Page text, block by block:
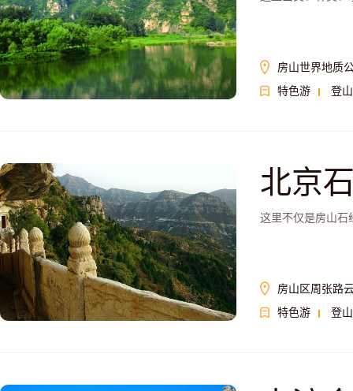
房山世界地质
特色游
登山
北京
这里不仅是房山石
房山区周张路
特色游
登山